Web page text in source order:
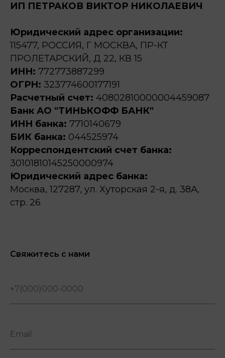
ИП ПЕТРАКОВ ВИКТОР НИКОЛАЕВИЧ
Юридический адрес организации:
115477, РОССИЯ, Г МОСКВА, ПР-КТ
ПРОЛЕТАРСКИЙ, Д 22, КВ 15
ИНН: 772773887299
ОГРН: 323774600177191
Расчетный счет: 40802810000004459087
Банк АО "ТИНЬКОФФ БАНК"
ИНН банка: 7710140679
БИК банка: 044525974
Корреспондентский счет банка:
30101810145250000974
Юридический адрес банка:
Москва, 127287, ул. Хуторская 2-я, д. 38А,
стр. 26
Свяжитесь с нами